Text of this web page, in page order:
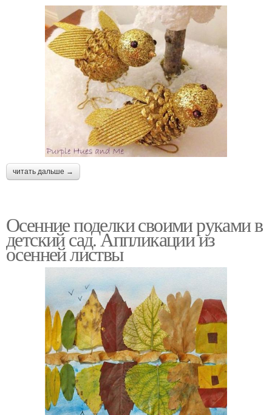
читать дальше →
Осенние поделки своими руками в
детский сад. Аппликации из
осенней листвы